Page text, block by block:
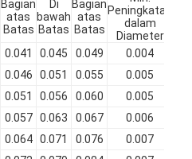
Bagian
atas
Batas
Di
bawah
Batas
Bagian
atas
Batas
Peningkatan
dalam
Diameter
0.041 0.045 0.049 0.004
0.046 0.051 0.055 0.005
0.051 0.056 0.060 0.005
0.057 0.063 0.067 0.006
0.064 0.071 0.076 0.007